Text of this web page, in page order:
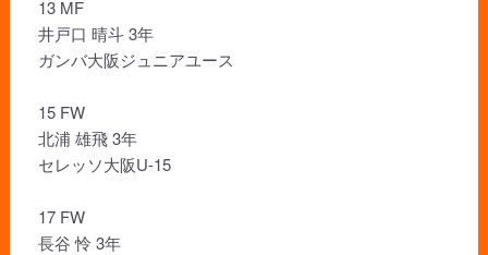
13 MF
井戸口 晴斗 3年
ガンバ大阪ジュニアユース
15 FW
北浦 雄飛 3年
セレッソ大阪U-15
17 FW
長谷 怜 3年